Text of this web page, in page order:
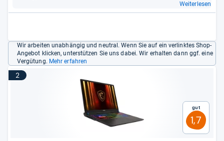
Weiterlesen
Wir arbeiten unabhängig und neutral. Wenn Sie auf ein verlinktes Shop-
Angebot klicken, unterstützen Sie uns dabei. Wir erhalten dann ggf. eine
Vergütung. Mehr erfahren
2
Gut
1,7